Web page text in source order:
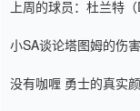
上周的球员：杜兰特
小SA谈论塔图姆的伤
没有咖喱 勇士的真实